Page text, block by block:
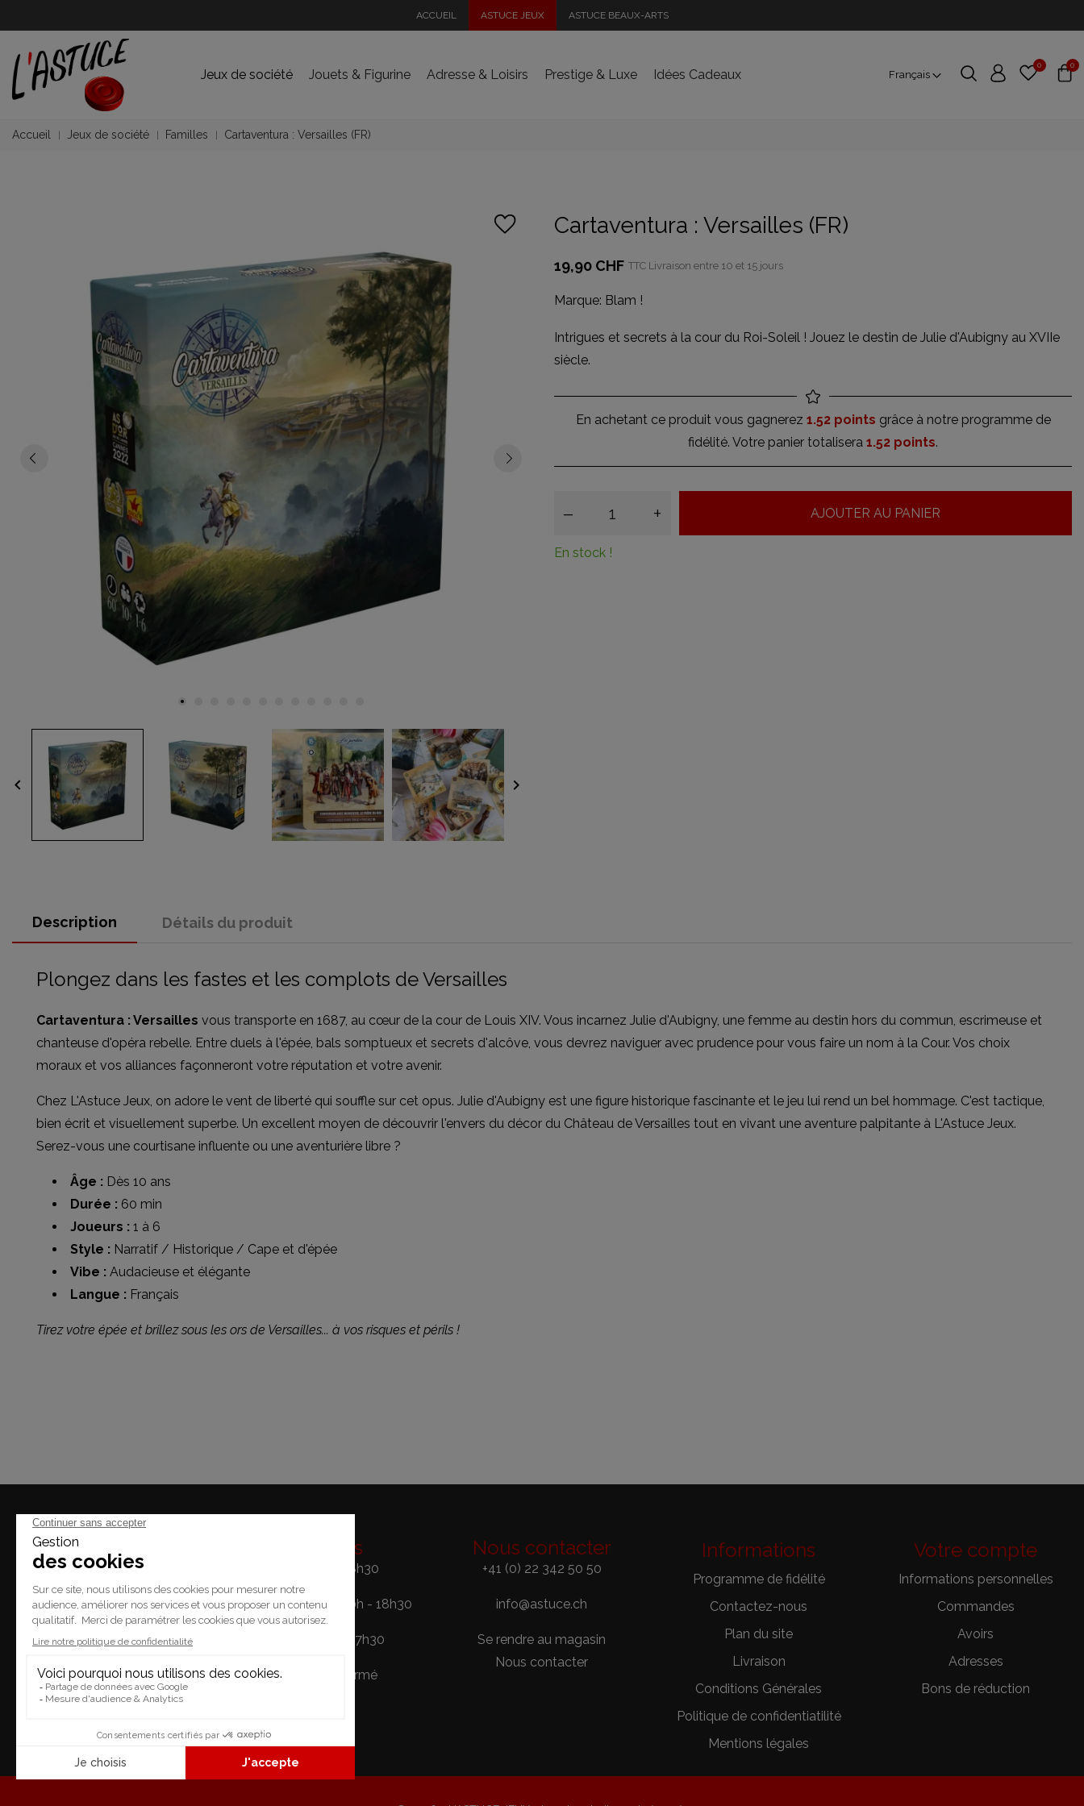
ACCUEIL ASTUCE JEUX ASTUCE BEAUX-ARTS
Jeux de société Jouets & Figurine Adresse & Loisirs Prestige & Luxe Idées Cadeaux Français
0 0
Accueil Jeux de société Familles Cartaventura : Versailles (FR)
keyboard_arrow_left keyboard_arrow_right
Cartaventura : Versailles (FR)
19,90 CHF TTC Livraison entre 10 et 15 jours
Marque: Blam !
Intrigues et secrets à la cour du Roi-Soleil ! Jouez le destin de Julie d'Aubigny au XVIIe
siècle.
En achetant ce produit vous gagnerez 1.52 points grâce à notre programme de
fidélité. Votre panier totalisera 1.52 points.
– + AJOUTER AU PANIER
En stock !
Description Détails du produit
Plongez dans les fastes et les complots de Versailles
Cartaventura : Versailles vous transporte en 1687, au cœur de la cour de Louis XIV. Vous incarnez Julie d'Aubigny, une femme au destin hors du commun, escrimeuse et
chanteuse d'opéra rebelle. Entre duels à l'épée, bals somptueux et secrets d'alcôve, vous devrez naviguer avec prudence pour vous faire un nom à la Cour. Vos choix
moraux et vos alliances façonneront votre réputation et votre avenir.
Chez L'Astuce Jeux, on adore le vent de liberté qui souffle sur cet opus. Julie d'Aubigny est une figure historique fascinante et le jeu lui rend un bel hommage. C'est tactique,
bien écrit et visuellement superbe. Un excellent moyen de découvrir l'envers du décor du Château de Versailles tout en vivant une aventure palpitante à L'Astuce Jeux.
Serez-vous une courtisane influente ou une aventurière libre ?
Âge : Dès 10 ans
Durée : 60 min
Joueurs : 1 à 6
Style : Narratif / Historique / Cape et d'épée
Vibe : Audacieuse et élégante
Langue : Français
Tirez votre épée et brillez sous les ors de Versailles... à vos risques et périls !
Place du Temple 2.
Horaires
Lundi: 14h - 18h30
Mardi / Vendredi: 10h - 18h30
Samedi: 10h - 17h30
Dimanche: Fermé
Nous contacter
+41 (0) 22 342 50 50
info@astuce.ch
Se rendre au magasin
Nous contacter
Informations
Programme de fidélité
Contactez-nous
Plan du site
Livraison
Conditions Générales
Politique de confidentiatilité
Mentions légales
Votre compte
Informations personnelles
Commandes
Avoirs
Adresses
Bons de réduction